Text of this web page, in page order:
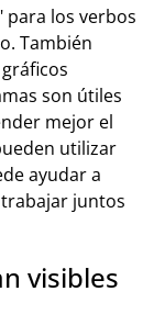
para los verbos
También
son útiles
mejor el
utilizar
ayudar a
juntos
visibles